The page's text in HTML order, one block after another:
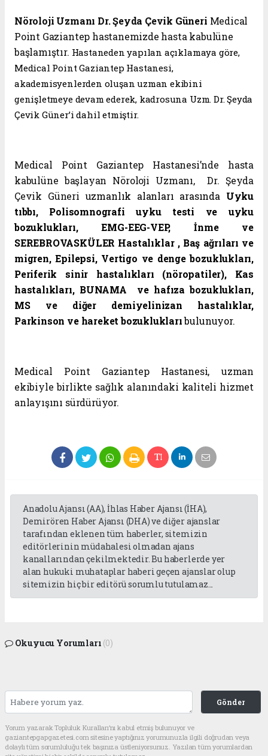
Nöroloji Uzmanı Dr. Şeyda Çevik Güneri Medical
Point Gaziantep hastanemizde hasta kabulüne
başlamıştır. Hastaneden yapılan açıklamaya göre,
Medical Point Gaziantep Hastanesi,
akademisyenlerden oluşan uzman ekibini
genişletmeye devam ederek, kadrosuna Uzm. Dr. Şeyda
Çevik Güner’i dahil etmiştir.
Medical Point Gaziantep Hastanesi’nde hasta
kabulüne başlayan Nöroloji Uzmanı, Dr. Şeyda
Çevik Güneri uzmanlık alanları arasında Uyku
tıbbı, Polisomnografi uyku testi ve uyku
bozuklukları, EMG-EEG-VEP, İnme ve
SEREBROVASKÜLER Hastalıklar , Baş ağrıları ve
migren, Epilepsi, Vertigo ve denge bozuklukları,
Periferik sinir hastalıkları (nöropatiler), Kas
hastalıkları, BUNAMA ve hafıza bozuklukları,
MS ve diğer demiyelinizan hastalıklar,
Parkinson ve hareket bozukluklarıbulunuyor.
Medical Point Gaziantep Hastanesi, uzman
ekibiyle birlikte sağlık alanındaki kaliteli hizmet
anlayışını sürdürüyor.
Anadolu Ajansı (AA), İhlas Haber Ajansı (İHA),
Demirören Haber Ajansı (DHA) ve diğer ajanslar
tarafından eklenen tüm haberler, sitemizin
editörlerinin müdahalesi olmadan ajans
kanallarından çekilmektedir. Bu haberlerde yer
alan hukuki muhataplar haberi geçen ajanslar olup
sitemizin hiç bir editörü sorumlu tutulamaz...
Okuyucu Yorumları (0)
Gönder
Yorum yazarak Topluluk Kuralları’nı kabul etmiş bulunuyor ve
gaziantepgapgazetesi.com sitesine yaptığınız yorumunuzla ilgili doğrudan veya
dolaylı tüm sorumluluğu tek başınıza üstleniyorsunuz. Yazılan tüm yorumlardan